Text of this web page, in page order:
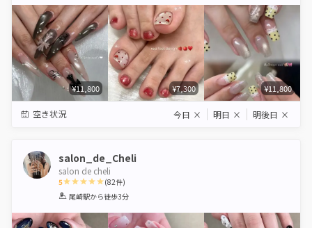
¥11,800 ¥7,300 ¥11,800
空き状況 今日 × 明日 × 明後日 ×
salon_de_Cheli
salon de cheli
5
1 2 3 4 5
(82件)
尾崎駅から徒歩3分